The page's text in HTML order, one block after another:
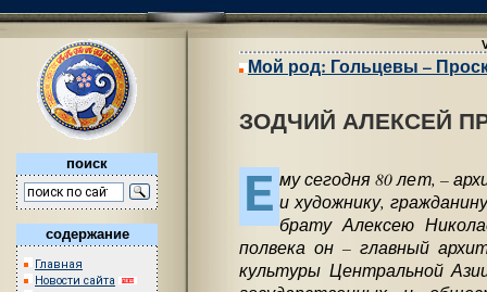
поиск
содержание
Главная
Новости сайта
Мой род: Гольцевы –
ЗОДЧИЙ АЛЕКСЕЙ
Е му сегодня 80 лет, –
и художнику,
брату Алексею
полвека он – главный
культуры Центральной